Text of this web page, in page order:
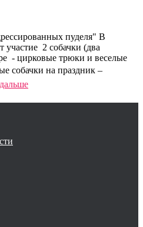
пуделя" В
2 собачки (два
- цирковые трюки и веселые
собачки на праздник –